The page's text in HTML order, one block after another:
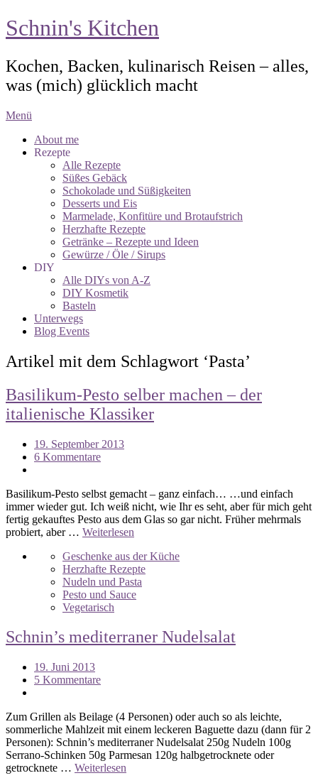
Schnin's Kitchen
Kochen, Backen, kulinarisch Reisen – alles,
was (mich) glücklich macht
Menü
About me
Rezepte
Alle Rezepte
Süßes Gebäck
Schokolade und Süßigkeiten
Desserts und Eis
Marmelade, Konfitüre und Brotaufstrich
Herzhafte Rezepte
Getränke – Rezepte und Ideen
Gewürze / Öle / Sirups
DIY
Alle DIYs von A-Z
DIY Kosmetik
Basteln
Unterwegs
Blog Events
Artikel mit dem Schlagwort ‘Pasta’
Basilikum-Pesto selber machen – der
italienische Klassiker
19. September 2013
6 Kommentare
Basilikum-Pesto selbst gemacht – ganz einfach… …und einfach
immer wieder gut. Ich weiß nicht, wie Ihr es seht, aber für mich geht
fertig gekauftes Pesto aus dem Glas so gar nicht. Früher mehrmals
probiert, aber … Weiterlesen
Geschenke aus der Küche
Herzhafte Rezepte
Nudeln und Pasta
Pesto und Sauce
Vegetarisch
Schnin’s mediterraner Nudelsalat
19. Juni 2013
5 Kommentare
Zum Grillen als Beilage (4 Personen) oder auch so als leichte,
sommerliche Mahlzeit mit einem leckeren Baguette dazu (dann für 2
Personen): Schnin’s mediterraner Nudelsalat 250g Nudeln 100g
Serrano-Schinken 50g Parmesan 120g halbgetrocknete oder
getrocknete … Weiterlesen